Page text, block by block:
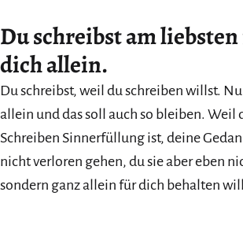
Du schreibst am
dich allein.
Du schreibst, weil du schreiben willst.
allein und das soll auch so bleiben. Weil
Schreiben Sinnerfüllung ist, deine
nicht verloren gehen, du sie aber eben
sondern ganz allein für dich behalten